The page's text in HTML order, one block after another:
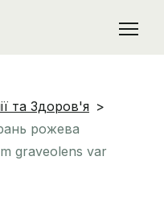
та Здоров'я
рожева
graveolens var